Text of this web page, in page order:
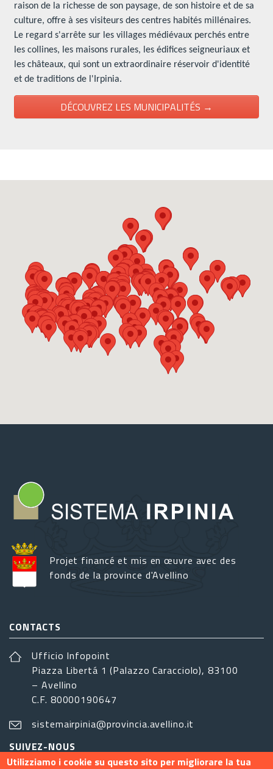
raison de la richesse de son paysage, de son histoire et de sa
culture, offre à ses visiteurs des centres habités millénaires.
Le regard s'arrête sur les villages médiévaux perchés entre
les collines, les maisons rurales, les édifices seigneuriaux et
les châteaux, qui sont un extraordinaire réservoir d'identité
et de traditions de l'Irpinia.
DÉCOUVREZ LES MUNICIPALITÉS →
Projet financé et mis en œuvre avec des
fonds de la province d'Avellino
CONTACTS
Ufficio Infopoint
Piazza Libertá 1 (Palazzo Caracciolo), 83100
– Avellino
C.F. 80000190647
sistemairpinia@provincia.avellino.it
SUIVEZ-NOUS
Utilizziamo i cookie su questo sito per migliorare la tua